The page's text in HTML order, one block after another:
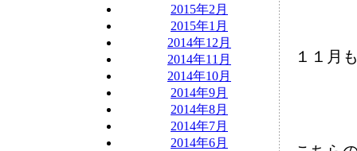
2015年2月
2015年1月
2014年12月
2014年11月
2014年10月
2014年9月
2014年8月
2014年7月
2014年6月
１１月